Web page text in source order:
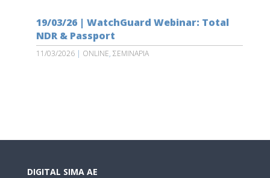
19/03/26 | WatchGuard Webinar: Total
NDR & Passport
11/03/2026| ONLINE, ΣΕΜΙΝΑΡΙΑ
DIGITAL SIMA AE